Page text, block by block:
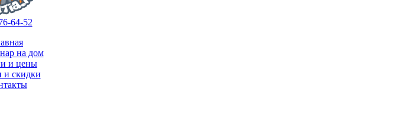
64-52
на дом
и цены
и скидки